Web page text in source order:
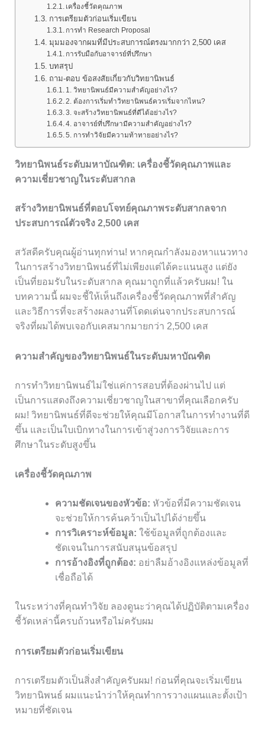
เครื่องชี้วัดคุณภาพ
การเตรียมตัวก่อนเริ่มเขียน
การทำ Research Proposal
มุมมองจากผมที่มีประสบการณ์ตรงมากกว่า 2,500 เคส
การรับมือกับอาจารย์ที่ปรึกษา
บทสรุป
ถาม-ตอบ ข้อสงสัยเกี่ยวกับวิทยานิพนธ์
1. วิทยานิพนธ์มีความสำคัญอย่างไร?
2. ต้องการเริ่มทำวิทยานิพนธ์ควรเริ่มจากไหน?
3. จะสร้างวิทยานิพนธ์ที่ดีได้อย่างไร?
4. อาจารย์ที่ปรึกษามีความสำคัญอย่างไร?
5. การทำวิจัยมีความท้าทายอย่างไร?
วิทยานิพนธ์ระดับมหาบัณฑิต: เครื่องชี้วัดคุณภาพและ
ความเชี่ยวชาญในระดับสากล
สร้างวิทยานิพนธ์ที่ตอบโจทย์คุณภาพระดับสากลจาก
ประสบการณ์ตัวจริง 2,500 เคส
สวัสดีครับคุณผู้อ่านทุกท่าน! หากคุณกำลังมองหาแนวทาง
ในการสร้างวิทยานิพนธ์ที่ไม่เพียงแต่ได้คะแนนสูง แต่ยัง
เป็นที่ยอมรับในระดับสากล คุณมาถูกที่แล้วครับผม! ใน
บทความนี้ ผมจะชี้ให้เห็นถึงเครื่องชี้วัดคุณภาพที่สำคัญ
และวิธีการที่จะสร้างผลงานที่โดดเด่นจากประสบการณ์
จริงที่ผมได้พบเจอกับเคสมากมายกว่า 2,500 เคส
ความสำคัญของวิทยานิพนธ์ในระดับมหาบัณฑิต
การทำวิทยานิพนธ์ไม่ใช่แค่การสอบที่ต้องผ่านไป แต่
เป็นการแสดงถึงความเชี่ยวชาญในสาขาที่คุณเลือกครับ
ผม! วิทยานิพนธ์ที่ดีจะช่วยให้คุณมีโอกาสในการทำงานที่ดี
ขึ้น และเป็นใบเบิกทางในการเข้าสู่วงการวิจัยและการ
ศึกษาในระดับสูงขึ้น
เครื่องชี้วัดคุณภาพ
ความชัดเจนของหัวข้อ: หัวข้อที่มีความชัดเจน
จะช่วยให้การค้นคว้าเป็นไปได้ง่ายขึ้น
การวิเคราะห์ข้อมูล: ใช้ข้อมูลที่ถูกต้องและ
ชัดเจนในการสนับสนุนข้อสรุป
การอ้างอิงที่ถูกต้อง: อย่าลืมอ้างอิงแหล่งข้อมูลที่
เชื่อถือได้
ในระหว่างที่คุณทำวิจัย ลองดูนะว่าคุณได้ปฏิบัติตามเครื่อง
ชี้วัดเหล่านี้ครบถ้วนหรือไม่ครับผม
การเตรียมตัวก่อนเริ่มเขียน
การเตรียมตัวเป็นสิ่งสำคัญครับผม! ก่อนที่คุณจะเริ่มเขียน
วิทยานิพนธ์ ผมแนะนำว่าให้คุณทำการวางแผนและตั้งเป้า
หมายที่ชัดเจน